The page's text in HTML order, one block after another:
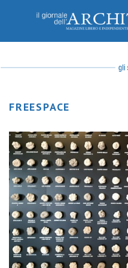
FREESPACE